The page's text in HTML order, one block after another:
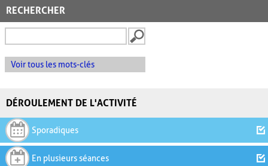
RECHERCHER
Voir tous les mots-clés
DÉROULEMENT DE L'ACTIVITÉ
Sporadiques
En plusieurs séances